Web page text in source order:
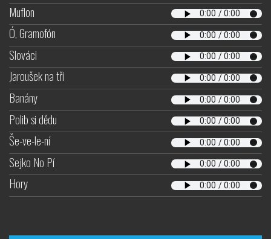
Muflon
Ó, Gramofón
Slováci
Jaroušek na tři
Banány
Polib si dědu
Še-ve-le-ní
Sejko No Pí
Hory